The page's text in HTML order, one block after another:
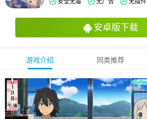
安全无毒
无广告 无插件
安卓版下载
游戏介绍 同类推荐